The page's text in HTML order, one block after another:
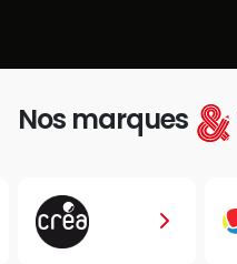
Nos marques